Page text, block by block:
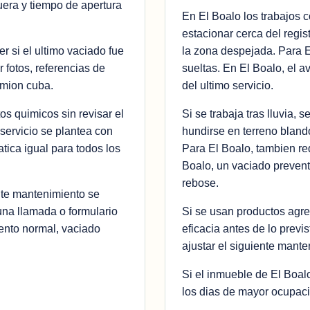
y tiempo de apertura
si el ultimo vaciado fue
fotos, referencias de
cuba.
quimicos sin revisar el
se plantea con
igual para todos los
mantenimiento se
llamada o formulario
normal, vaciado
En El Boalo los trabajos
estacionar cerca del
la zona despejada. Para
sueltas. En El Boalo, el
del ultimo servicio.
Si se trabaja tras lluvia,
hundirse en terreno
Para El Boalo, tambien
Boalo, un vaciado
rebose.
Si se usan productos
eficacia antes de lo
ajustar el siguiente
Si el inmueble de El
los dias de mayor